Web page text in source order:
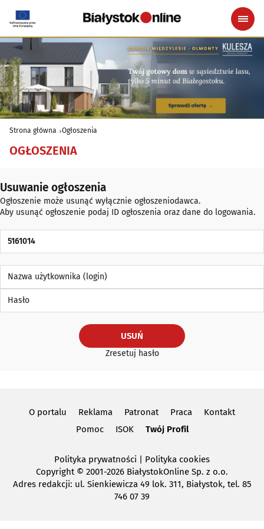
Strona główna Ogłoszenia
OGŁOSZENIA
Usuwanie ogłoszenia
Ogłoszenie może usunąć wyłącznie ogłoszeniodawca.
Aby usunąć ogłoszenie podaj ID ogłoszenia oraz dane do logowania.
Nazwa użytkownika (login)
USUŃ
Zresetuj hasło
O portalu Reklama Patronat Praca
Kontakt
Pomoc
ISOK Twój Profil
Polityka prywatności | Polityka cookies
Copyright © 2001-2026 BiałystokOnline Sp. z o.o.
Adres redakcji: ul. Sienkiewicza 49 lok. 311, Białystok, tel. 85
746 07 39